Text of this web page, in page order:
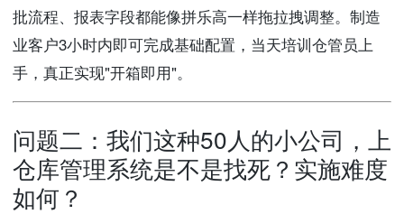
批流程、报表字段都能像拼乐高一样拖拉拽调整。制造
业客户3小时内即可完成基础配置，当天培训仓管员上
手，真正实现"开箱即用"。
问题二：我们这种50人的小公司，上
仓库管理系统是不是找死？实施难度
如何？